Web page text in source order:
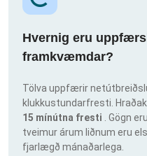
Hvernig eru
framkvæmdar?
Tölva uppfærir
klukkustundarfresti.
15 mínútna fresti
. Gögn
tveimur árum liðnum eru
fjarlægð mánaðarlega.